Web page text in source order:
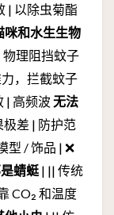
| 以除虫菊酯
咪和水生生物
物理阻挡蚊子
，拦截蚊子
| 高频波无法
差 | 防护范
型 / 饰品 | ❌
蜻蜓 | || 传统
CO₂ 和温度